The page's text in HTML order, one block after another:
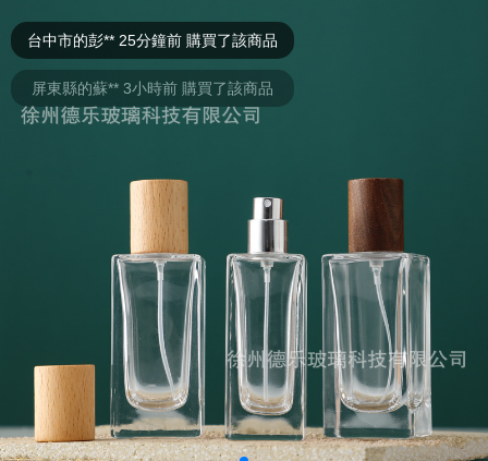
台中市的彭** 25分鐘前 購買了該商品
屏東縣的蘇** 3小時前 購買了該商品